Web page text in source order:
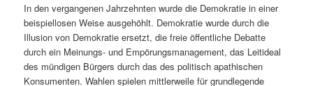
In den vergangenen Jahrzehnten wurde die Demokratie in einer
beispiellosen Weise ausgehöhlt. Demokratie wurde durch die
Illusion von Demokratie ersetzt, die freie öffentliche Debatte
durch ein Meinungs- und Empörungsmanagement, das Leitideal
des mündigen Bürgers durch das des politisch apathischen
Konsumenten. Wahlen spielen mittlerweile für grundlegende